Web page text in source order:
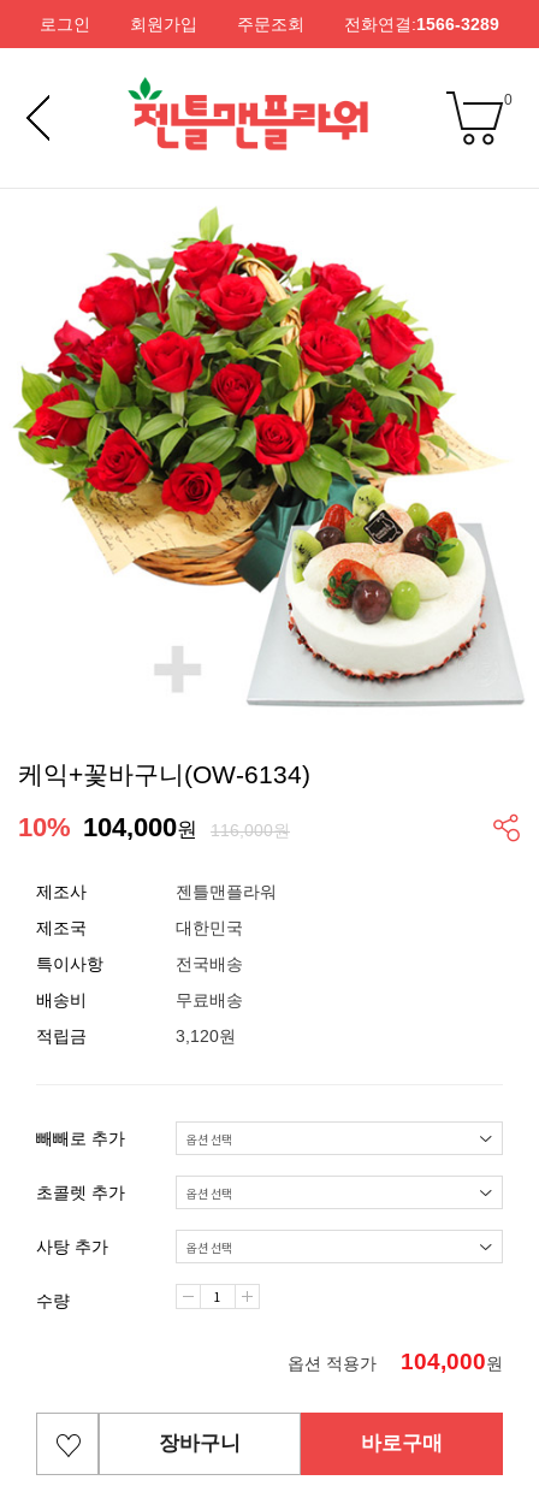
로그인 회원가입 주문조회 전화연결:1566-3289
0
케익+꽃바구니(OW-6134)
10% 104,000원 116,000원
제조사
젠틀맨플라워
제조국
대한민국
특이사항
전국배송
배송비
무료배송
적립금
3,120원
빼빼로 추가
초콜렛 추가
사탕 추가
수량
옵션 적용가 104,000원
장바구니 바로구매